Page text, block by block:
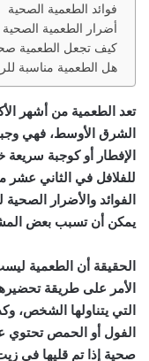
فوائد الطعمية الصحية
أضرار الطعمية
كيف تجعل الطعمية
هل الطعمية مناسبة
تعد الطعمية من أشهر
الشرق الأوسط، فهي
الإفطار أو كوجبة سريعة
للفلافل في الثاني عشر
الفوائد والأضرار
يمكن أن تسبب بعض
الحقيقة أن الطعمية
الأمر على طريقة
التي يتناولها الشخص،
الفول أو الحمص تحتوي
صحية إذا تم قليها في